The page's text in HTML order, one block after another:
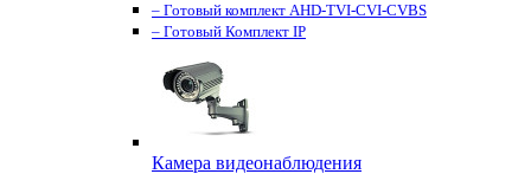
– Готовый комплект AHD-TVI-CVI-CVBS
– Готовый Комплект IP
Камера видеонаблюдения